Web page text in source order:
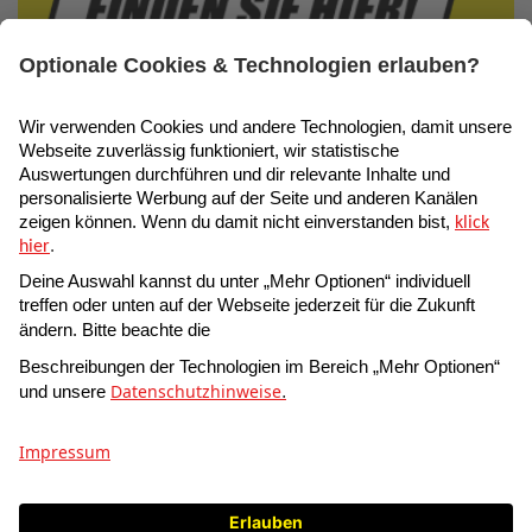
Suche
- toom Baumarkt GmbH • Humboldtstr. 140 - 144 •